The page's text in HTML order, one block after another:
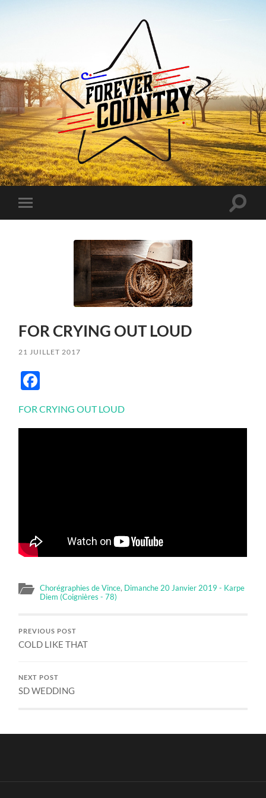
Forever
Country
Toggle
mobile
Toggle
FOR CRYING OUT LOUD
21 JUILLET 2017
FOR CRYING OUT LOUD
Chorégraphies de Vince, Dimanche 20 Janvier 2019 - Karpe
Diem (Coignières - 78)
PREVIOUS POST
COLD LIKE THAT
NEXT POST
SD WEDDING